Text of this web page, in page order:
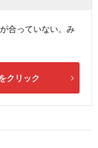
っていない。み
クリック